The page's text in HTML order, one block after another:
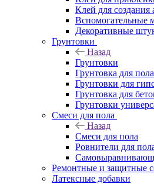
Клей для
Вспомогательные
Декоративные
Грунтовки
Назад
Грунтовки
Грунтовка для пола
Грунтовки для
Грунтовка для
Грунтовки
Смеси для пола
Назад
Смеси для пола
Ровнители для
Ремонтные и защитные
Латексные добавки